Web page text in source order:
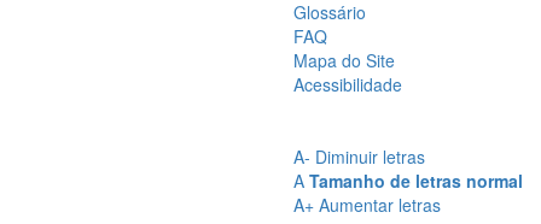
Glossário
FAQ
Mapa do Site
Acessibilidade
A- Diminuir letras
A Tamanho de letras normal
A+ Aumentar letras